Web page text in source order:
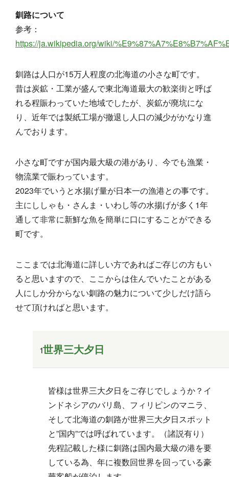
釧路について
参考：
https://ja.wikipedia.org/wiki/
釧路は人口が15万人程度の北海道の小さな町です。
昔は炭鉱・工業が盛んで東北海道最大の歓楽街と呼ば
れる程賑わっていた地域でしたが、炭鉱が廃坑にな
り、近年では製紙工場が撤退し人口の減少がかなり進
んでおります。
小さな町ですが国内最大級の港があり、今でも漁業・
物流業で賑わっています。
2023年でいうと水揚げ量が日本一の漁港との事です。
主にししゃも・さんま・いわし等の水揚げが多く1年
通して非常に新鮮な魚を簡単に口にすることができる
町です。
ここまでは北海道に詳しい方であればご存じの方もい
ると思いますので、ここからは住んでいたことがある
人にしか分からない釧路の魅力について少しだけ語ら
せて頂ければと思います。
世界三大夕日
皆様は世界三大夕日をご存じでしょうか？イ
ンドネシアのバリ島、フィリピンのマニラ、
そして北海道の釧路が世界三大夕日スポット
と”国内”では呼ばれています。（諸説有り）
先程記載した様に釧路は国内最大級の港を要
している為、年に複数回世界を回っている豪